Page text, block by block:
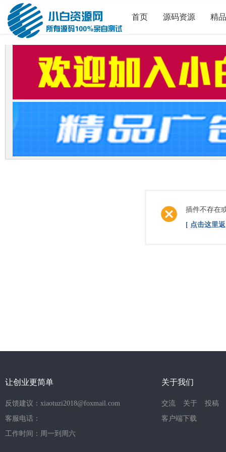
首页 源码资源 精
插件不存在
[ 点击这里
让创业更简单
反馈建议：xiaotuzi2018@foxmail.com
客服电话：
工作时间：周一到周六
关于我们
交流 关于
投稿
客户端下载